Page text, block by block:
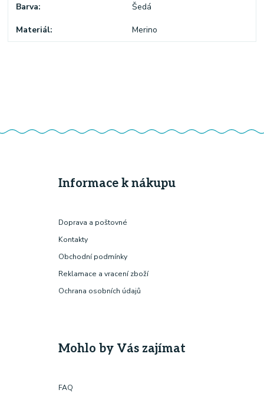
Barva Šedá
Materiál Merino
Informace k nákupu
Doprava a poštovné
Kontakty
Obchodní podmínky
Reklamace a vracení zboží
Ochrana osobních údajů
Mohlo by Vás zajímat
FAQ